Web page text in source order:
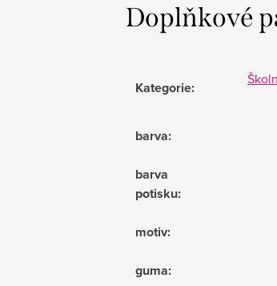
Doplňkové
Kategorie:
barva:
barva
potisku:
motiv:
guma: